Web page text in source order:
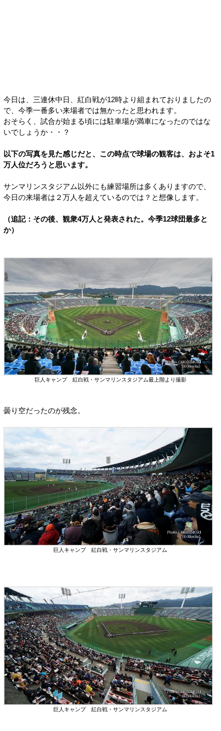
今日は、三連休中日、紅白戦が12時より組まれておりましたの
で、今季一番多い来場者では無かったと思われます。
おそらく、試合が始まる頃には駐車場が満車になったのではな
いでしょうか・・？
以下の写真を見た感じだと、この時点で球場の観客は、およそ1
万人位だろうと思います。
サンマリンスタジアム以外にも練習場所は多くありますので、
今日の来場者は２万人を超えているのでは？と想像します。
（追記：その後、観衆4万人と発表された。今季12球団最多と
か）
巨人キャンプ 紅白戦・サンマリンスタジアム最上階より撮影
曇り空だったのが残念。
巨人キャンプ 紅白戦・サンマリンスタジアム
巨人キャンプ 紅白戦・サンマリンスタジアム